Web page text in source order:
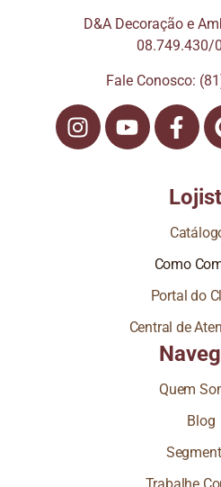
D&A Decoração e
08.749.430/
Fale Conosco:
Como
Portal do
Central de
Quem
Blog
Trabalhe